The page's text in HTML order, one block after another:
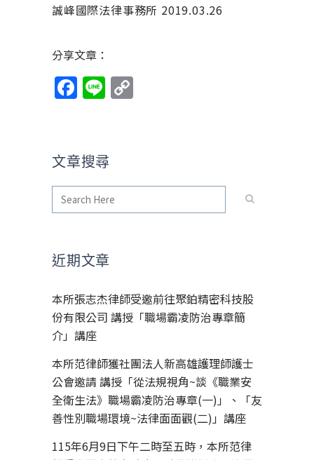
誠峰國際法律事務所 2019.03.26
分享文章：
Facebook
Line
文章搜尋
近期文章
本所張志杰律師受邀前往聚鉑精密科技股
份有限公司 講授「職場霸凌防治專章簡
介」講座
本所范律師獲社團法人新高雄護理師護士
公會邀請 講授「從法規視角~談《職業安
全衛生法》職場霸凌防治專章(一)」、「友
善性別職場環境~法律面面觀(二)」講座
115年6月9日下午二時至五時，本所范律